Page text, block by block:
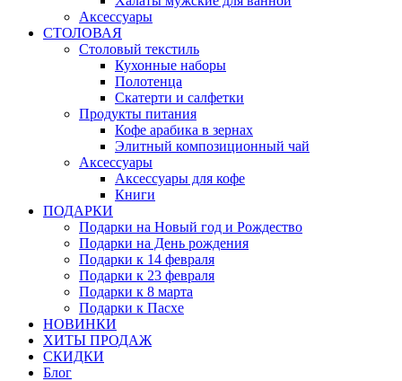
Аксессуары
СТОЛОВАЯ
Столовый текстиль
Кухонные наборы
Полотенца
Скатерти и салфетки
Продукты питания
Кофе арабика в зернах
Элитный композиционный чай
Аксессуары
Аксессуары для кофе
Книги
ПОДАРКИ
Подарки на Новый год и Рождество
Подарки на День рождения
Подарки к 14 февраля
Подарки к 23 февраля
Подарки к 8 марта
Подарки к Пасхе
НОВИНКИ
ХИТЫ ПРОДАЖ
СКИДКИ
Блог